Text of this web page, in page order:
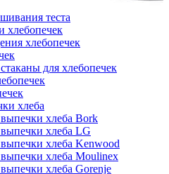
теста
хлебопечек
хлебопечек
для хлебопечек
хлеба
хлеба Bork
хлеба LG
хлеба Kenwood
хлеба Moulinex
хлеба Gorenje